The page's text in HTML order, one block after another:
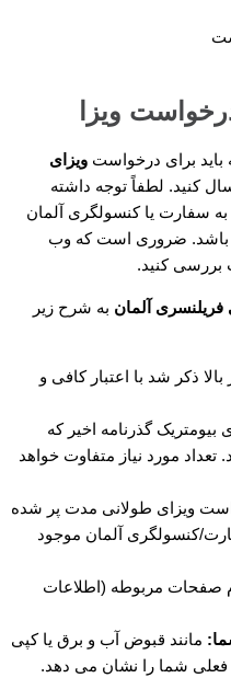
ویزا
برای درخواست ویزای
کنید. لطفاً توجه داشته
سفارت یا کنسولگری آلمان
باشد. ضروری است که وب
بررسی کنید.
فریلنسری آلمان به شرح زیر
ذکر شد با اعتبار کافی و
گذرنامه اخیر که
تعداد مورد نیاز متفاوت خواهد
ویزای طولانی مدت پر شده
کنسولگری آلمان موجود
صفحات مربوطه (اطلاعات
مانند قبوض آب و برق یا کپی
شما را نشان می دهد.